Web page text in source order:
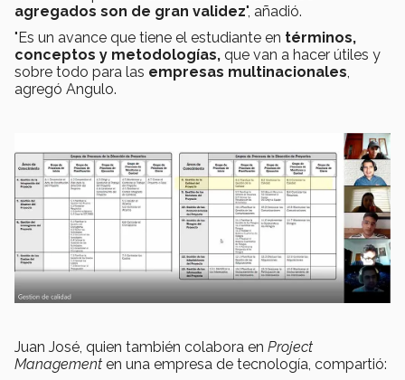
agregados son de gran validez", añadió.
"Es un avance que tiene el estudiante en términos,
conceptos y metodologías, que van a hacer útiles y
sobre todo para las empresas multinacionales,
agregó Angulo.
Juan José, quien también colabora en Project
Management en una empresa de tecnología, compartió: